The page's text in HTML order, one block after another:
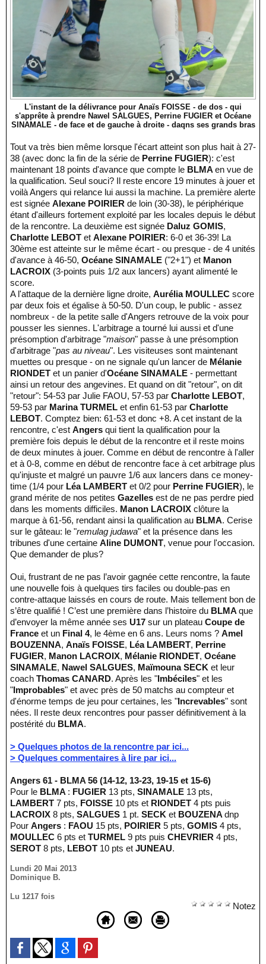
L'instant de la délivrance pour Anaïs FOISSE - de dos - qui
s'apprête à prendre Nawel SALGUES, Perrine FUGIER et Océane
SINAMALE - de face et de gauche à droite - daqns ses grands bras
Tout va très bien même lorsque l'écart atteint son plus hait à 27-
38 (avec donc la fin de la série de Perrine FUGIER): c'est
maintenant 18 points d'avance que compte le BLMA en vue de
la qualification. Seul souci? Il reste encore 19 minutes à jouer et
voilà Angers qui relance lui aussi la machine. La première alerte
est signée Alexane POIRIER de loin (30-38), le périphérique
étant d'ailleurs fortement exploité par les locales depuis le début
de la rencontre. La deuxième est signée Daluz GOMIS,
Charlotte LEBOT et Alexane POIRIER: 6-0 et 36-39! La
30ème est atteinte sur le même écart - ou presque - de 4 unités
d'avance à 46-50, Océane SINAMALE ("2+1") et Manon
LACROIX (3-points puis 1/2 aux lancers) ayant alimenté le
score.
A l'attaque de la dernière ligne droite, Aurélia MOULLEC score
par deux fois et égalise à 50-50. D'un coup, le public - assez
nombreux - de la petite salle d'Angers retrouve de la voix pour
pousser les siennes. L'arbitrage a tourné lui aussi et d'une
présomption d'arbitrage "maison" passe à une présomption
d'arbitrage "pas au niveau". Les visiteuses sont maintenant
muettes ou presque - on ne signale qu'un lancer de Mélanie
RIONDET et un panier d'Océane SINAMALE - permettant
ainsi un retour des angevines. Et quand on dit "retour", on dit
"retour": 54-53 par Julie FAOU, 57-53 par Charlotte LEBOT,
59-53 par Marina TURMEL et enfin 61-53 par Charlotte
LEBOT. Comptez bien: 61-53 et donc +8. A cet instant de la
rencontre, c'est Angers qui tient la qualification pour la
première fois depuis le début de la rencontre et il reste moins
de deux minutes à jouer. Comme en début de rencontre à l'aller
et à 0-8, comme en début de rencontre face à cet arbitrage plus
qu'injuste et malgré un pauvre 1/6 aux lancers dans ce money-
time (1/4 pour Léa LAMBERT et 0/2 pour Perrine FUGIER), le
grand mérite de nos petites Gazelles est de ne pas perdre pied
dans les moments difficiles. Manon LACROIX clôture la
marque à 61-56, rendant ainsi la qualification au BLMA. Cerise
sur le gâteau: le "remulag judawa" et la présence dans les
tribunes d'une certaine Aline DUMONT, venue pour l'occasion.
Que demander de plus?
Oui, frustrant de ne pas l’avoir gagnée cette rencontre, la faute
une nouvelle fois à quelques tirs faciles ou double-pas en
contre-attaque laissés en cours de route. Mais tellement bon de
s’être qualifié ! C’est une première dans l’histoire du BLMA que
d’envoyer la même année ses U17 sur un plateau Coupe de
France et un Final 4, le 4ème en 6 ans. Leurs noms ? Amel
BOUZENNA, Anaïs FOISSE, Léa LAMBERT, Perrine
FUGIER, Manon LACROIX, Mélanie RIONDET, Océane
SINAMALE, Nawel SALGUES, Maïmouna SECK et leur
coach Thomas CANARD. Après les "Imbéciles" et les
"Improbables" et avec près de 50 matchs au compteur et
d'énorme temps de jeu pour certaines, les "Increvables" sont
nées. Il reste deux rencontres pour passer définitivement à la
postérité du BLMA.
> Quelques photos de la rencontre par ici...
> Quelques commentaires à lire par ici...
Angers 61 - BLMA 56 (14-12, 13-23, 19-15 et 15-6)
Pour le BLMA : FUGIER 13 pts, SINAMALE 13 pts,
LAMBERT 7 pts, FOISSE 10 pts et RIONDET 4 pts puis
LACROIX 8 pts, SALGUES 1 pt. SECK et BOUZENA dnp
Pour Angers : FAOU 15 pts, POIRIER 5 pts, GOMIS 4 pts,
MOULLEC 6 pts et TURMEL 9 pts puis CHEVRIER 4 pts,
SEROT 8 pts, LEBOT 10 pts et JUNEAU.
Lundi 20 Mai 2013
Dominique B.
Lu 1217 fois
Notez